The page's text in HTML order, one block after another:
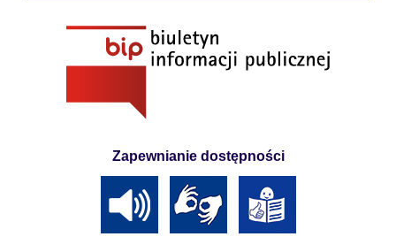
Zapewnianie dostępności